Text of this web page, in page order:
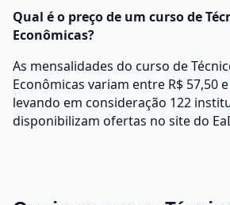
Qual é o preço de um curso de
Econômicas?
As mensalidades do curso de
Econômicas variam entre R$ 57,50 e
levando em consideração 122
disponibilizam ofertas no site do